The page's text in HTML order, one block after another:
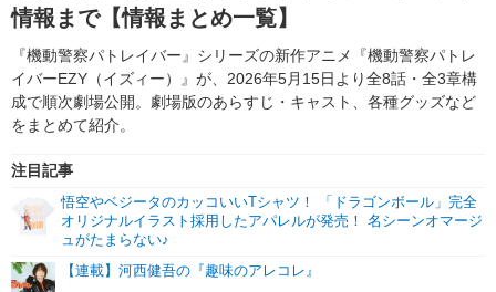
声優
舞台 新帝スタ
動画
連載・ブログ一覧
編集部ブログ・お知らせ
情報まで【情報まとめ一覧】
『機動警察パトレイバー』シリーズの新作アニメ『機動警察パトレ
イバーEZY（イズィー）』が、2026年5月15日より全8話・全3章構
成で順次劇場公開。劇場版のあらすじ・キャスト、各種グッズなど
をまとめて紹介。
注目記事
悟空やベジータのカッコいいTシャツ！ 「ドラゴンボール」完全
オリジナルイラスト採用したアパレルが発売！ 名シーンオマージ
ュがたまらない♪
【連載】河西健吾の『趣味のアレコレ』